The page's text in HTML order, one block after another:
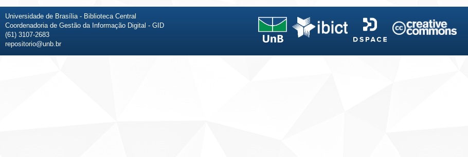
Universidade de Brasília - Biblioteca Central
Coordenadoria de Gestão da Informação Digital - GID
(61) 3107-2683
repositorio@unb.br